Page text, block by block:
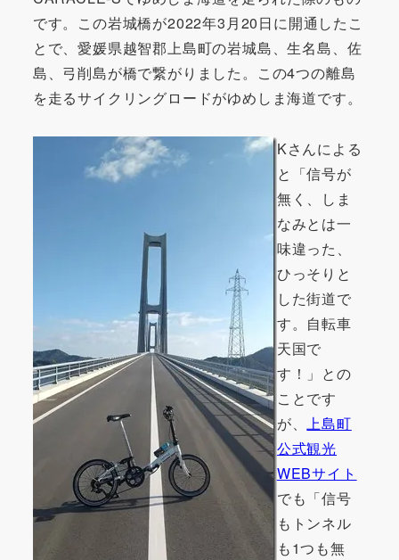
です。この岩城橋が2022年3月20日に開通したこ
とで、愛媛県越智郡上島町の岩城島、生名島、佐
島、弓削島が橋で繋がりました。この4つの離島
を走るサイクリングロードがゆめしま海道です。
Kさんによる
と「信号が
無く、しま
なみとは一
味違った、
ひっそりと
した街道で
す。自転車
天国で
す！」との
ことです
が、上島町
公式観光
WEBサイト
でも「信号
もトンネル
も1つも無